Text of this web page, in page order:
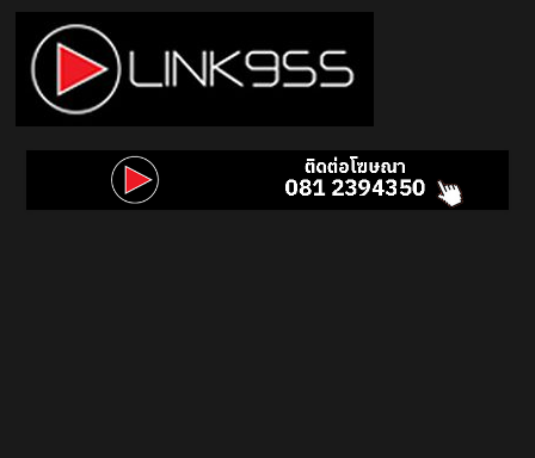
Skip
content
Link
95.5